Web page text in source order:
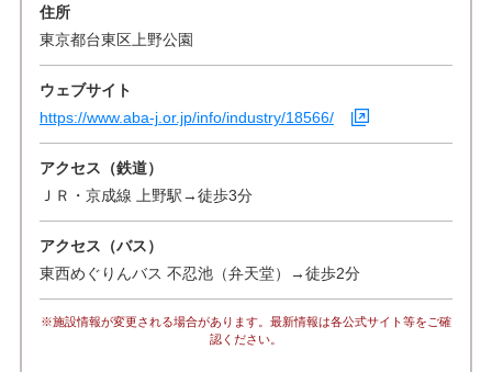
住所
東京都台東区上野公園
ウェブサイト
https://www.aba-j.or.jp/info/industry/18566/
アクセス（鉄道）
ＪＲ・京成線 上野駅→徒歩3分
アクセス（バス）
東西めぐりんバス 不忍池（弁天堂）→徒歩2分
※施設情報が変更される場合があります。最新情報は各公式サイト等をご確
認ください。